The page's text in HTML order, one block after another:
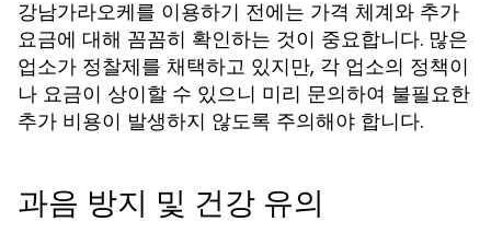
강남가라오케를 이용하기 전에는 가격 체계와 추가
요금에 대해 꼼꼼히 확인하는 것이 중요합니다. 많은
업소가 정찰제를 채택하고 있지만, 각 업소의 정책이
나 요금이 상이할 수 있으니 미리 문의하여 불필요한
추가 비용이 발생하지 않도록 주의해야 합니다.
과음 방지 및 건강 유의